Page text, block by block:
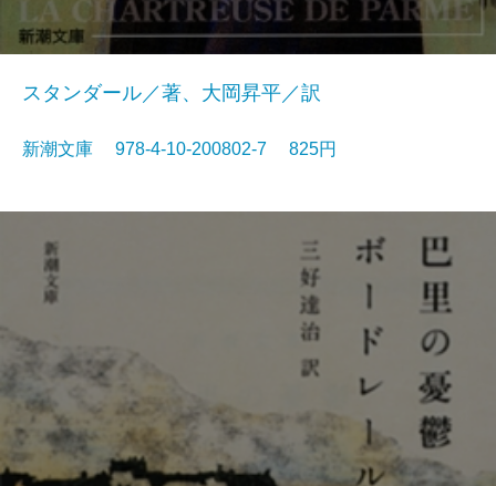
スタンダール／著、大岡昇平／訳
新潮文庫 978-4-10-200802-7 825円